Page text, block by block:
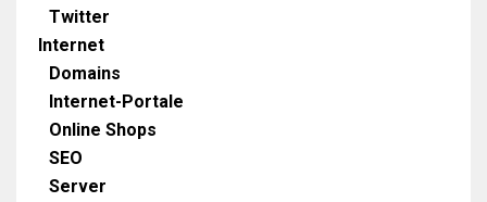
Twitter
Internet
Domains
Internet-Portale
Online Shops
SEO
Server